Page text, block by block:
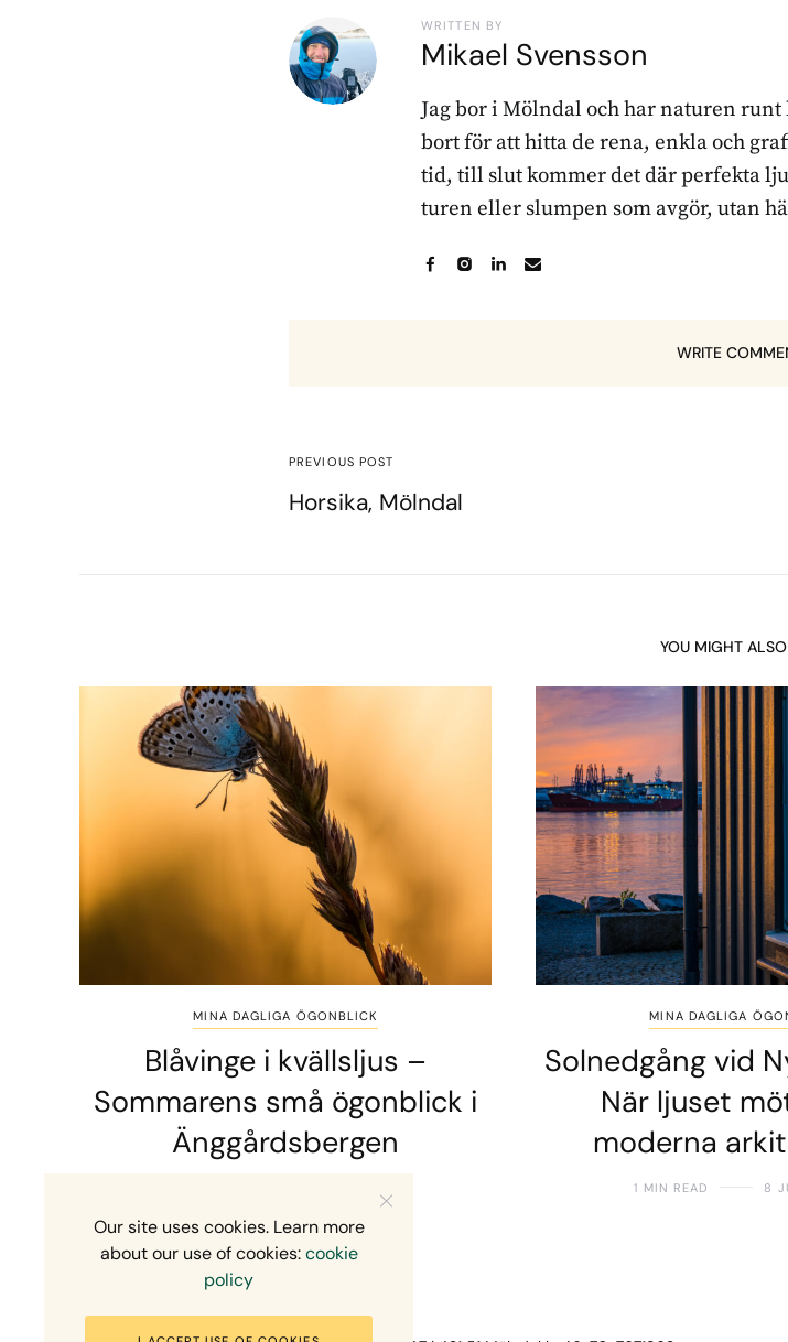
WRITTEN BY
Mikael Svensson
Jag bor i Mölndal och har naturen
bort för att hitta de rena, enkla och
tid, till slut kommer det där perfekta
turen eller slumpen som avgör, utan
WRITE
PREVIOUS POST
Horsika, Mölndal
YOU MIGHT
MINA DAGLIGA ÖGONBLICK
Blåvinge i kvällsljus –
Sommarens små ögonblick i
Änggårdsbergen
MINA DAGLIGA
Solnedgång vid
När ljuset
moderna
1 MIN READ 8
Our site uses cookies. Learn more
about our use of cookies:cookie
policy